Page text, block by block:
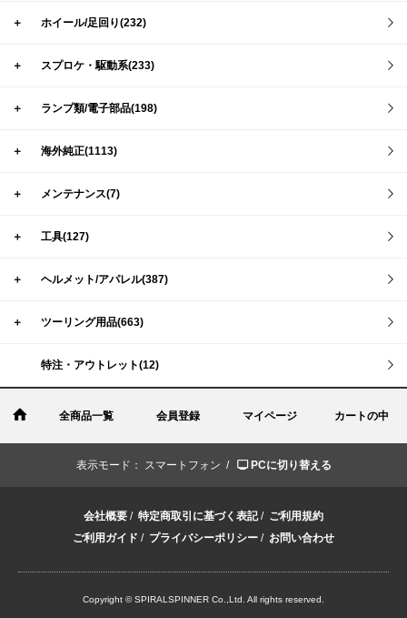
＋ ホイール/足回り(232)
＋ スプロケ・駆動系(233)
＋ ランプ類/電子部品(198)
＋ 海外純正(1113)
＋ メンテナンス(7)
＋ 工具(127)
＋ ヘルメット/アパレル(387)
＋ ツーリング用品(663)
特注・アウトレット(12)
全商品一覧 会員登録 マイページ カートの中
表示モード： スマートフォン / PCに切り替える
会社概要 / 特定商取引に基づく表記/ ご利用規約
ご利用ガイド / プライバシーポリシー / お問い合わせ
Copyright © SPIRALSPINNER Co.,Ltd. All rights reserved.